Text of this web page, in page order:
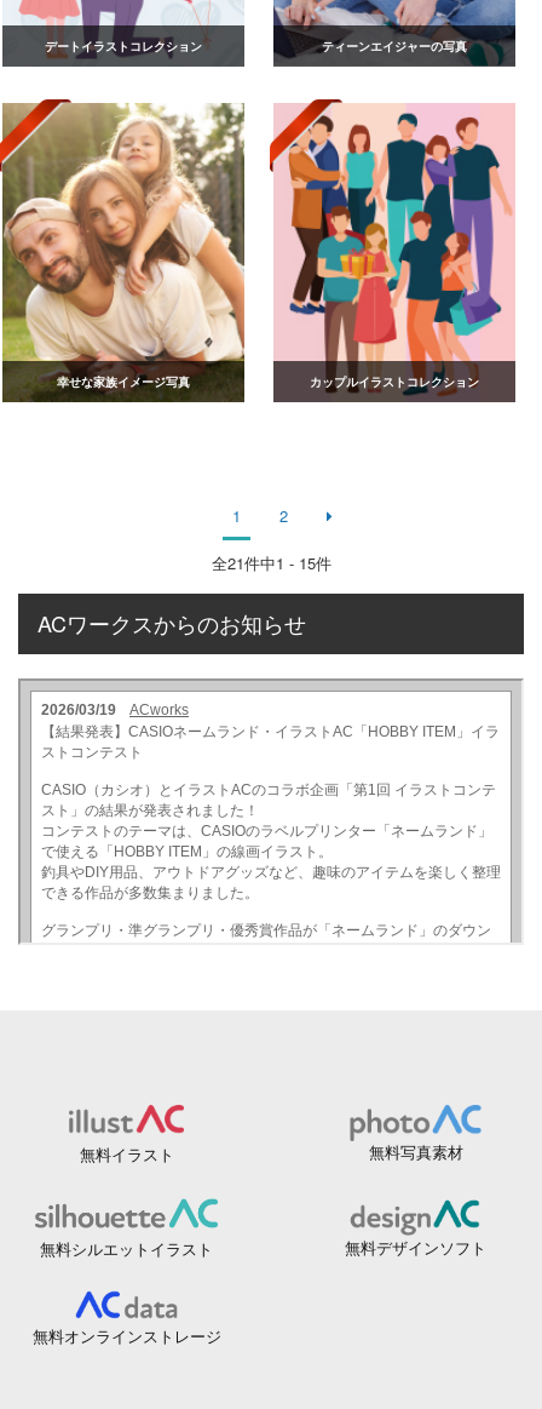
デートイラストコレクション ティーンエイジャーの写真
幸せな家族イメージ写真 カップルイラストコレクション
1 2
全21件中1 - 15件
ACワークスからのお知らせ
無料イラスト 無料写真素材
無料シルエットイラスト 無料デザインソフト
無料オンラインストレージ